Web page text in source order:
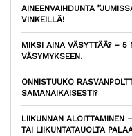
AINEENVAIHDUNTA
VINKEILLÄ!
MIKSI AINA VÄSYTTÄÄ? – 5
VÄSYMYKSEEN.
ONNISTUUKO
SAMANAIKAISESTI?
LIIKUNNAN ALOITTAMINEN
TAI LIIKUNTATAUOLTA